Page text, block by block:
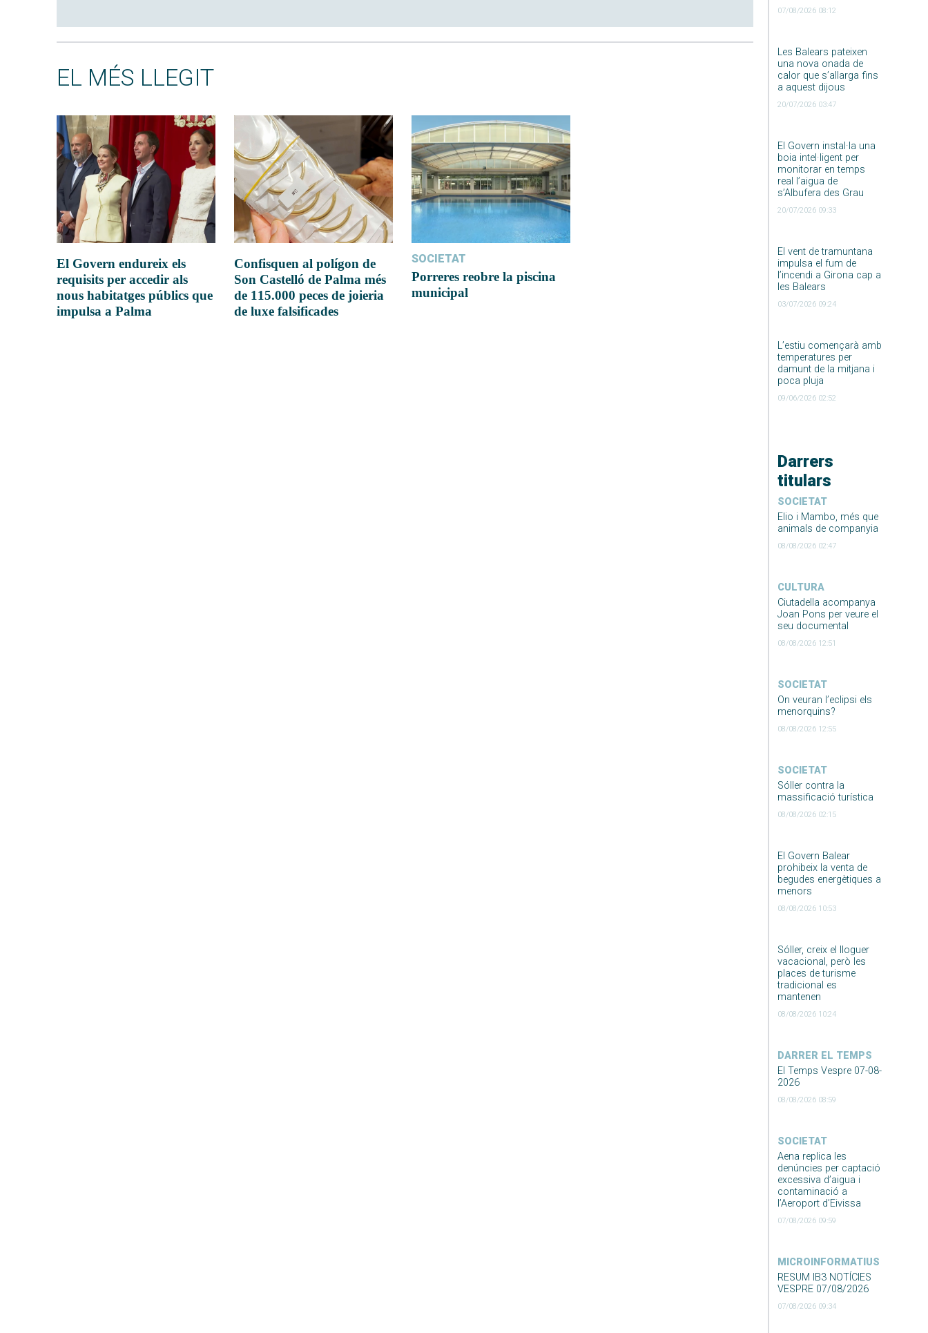
07/08/2026 08:12
Les Balears pateixen
una nova onada de
calor que s’allarga fins
a aquest dijous
20/07/2026 03:47
El Govern instal·la una
boia intel·ligent per
monitorar en temps
real l’aigua de
s’Albufera des Grau
20/07/2026 09:33
El vent de tramuntana
impulsa el fum de
l’incendi a Girona cap a
les Balears
03/07/2026 09:24
L’estiu començarà amb
temperatures per
damunt de la mitjana i
poca pluja
09/06/2026 02:52
Darrers
titulars
SOCIETAT
Elio i Mambo, més que
animals de companyia
08/08/2026 02:47
CULTURA
Ciutadella acompanya
Joan Pons per veure el
seu documental
08/08/2026 12:51
SOCIETAT
On veuran l’eclipsi els
menorquins?
08/08/2026 12:55
SOCIETAT
Sóller contra la
massificació turística
08/08/2026 02:15
El Govern Balear
prohibeix la venta de
begudes energètiques a
menors
08/08/2026 10:53
Sóller, creix el lloguer
vacacional, però les
places de turisme
tradicional es
mantenen
08/08/2026 10:24
DARRER EL TEMPS
El Temps Vespre 07-08-
2026
08/08/2026 08:59
SOCIETAT
Aena replica les
denúncies per captació
excessiva d’aigua i
contaminació a
l’Aeroport d’Eivissa
07/08/2026 09:59
MICROINFORMATIUS
RESUM IB3 NOTÍCIES
VESPRE 07/08/2026
07/08/2026 09:34
EL MÉS LLEGIT
El Govern endureix els
requisits per accedir als
nous habitatges públics que
impulsa a Palma
Confisquen al polígon de
Son Castelló de Palma més
de 115.000 peces de joieria
de luxe falsificades
SOCIETAT
Porreres reobre la piscina
municipal